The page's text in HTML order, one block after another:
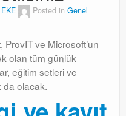
Posted in Genel
ve Microsoft’un
olan tüm günlük
eğitim setleri ve
da olacak.